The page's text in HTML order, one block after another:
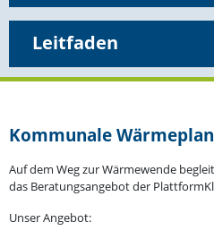
Leitfaden
Kommunale
Auf dem Weg zur Wärme­wende
das Beratungs­an­gebot der
Unser Angebot: